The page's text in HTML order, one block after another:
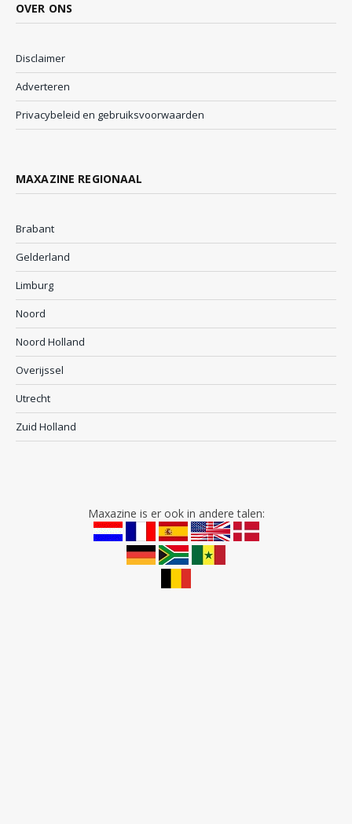
OVER ONS
Disclaimer
Adverteren
Privacybeleid en gebruiksvoorwaarden
MAXAZINE REGIONAAL
Brabant
Gelderland
Limburg
Noord
Noord Holland
Overijssel
Utrecht
Zuid Holland
Maxazine is er ook in andere talen: